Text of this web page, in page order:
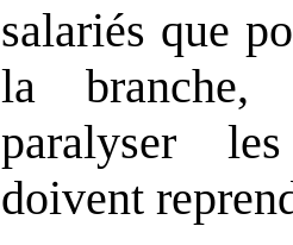
salariés que
la branche,
paralyser
doivent